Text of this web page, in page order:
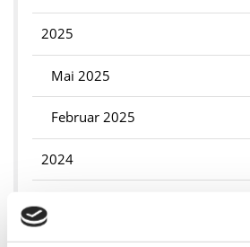
2025
Mai 2025
Februar 2025
2024
2023